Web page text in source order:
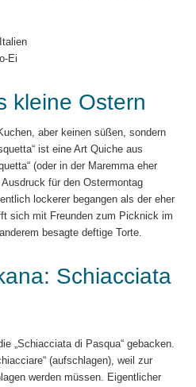
Ei
kleine Ostern
aber keinen süßen, sondern
ist eine Art Quiche aus
(oder in der Maremma eher
für den Ostermontag
lockerer begangen als der eher
sich mit Freunden zum Picknick im
besagte deftige Torte.
Schiacciata
„Schiacciata di Pasqua“ gebacken.
(aufschlagen), weil zur
werden müssen. Eigentlicher